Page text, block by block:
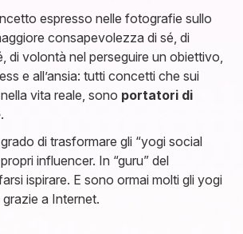
espresso nelle fotografie sullo
consapevolezza di sé, di
di volontà nel perseguire un obiettivo,
e all’ansia: tutti concetti che sui
vita reale, sono portatori di
.
di trasformare gli “yogi social
influencer. In “guru” del
ispirare. E sono ormai molti gli yogi
a Internet.